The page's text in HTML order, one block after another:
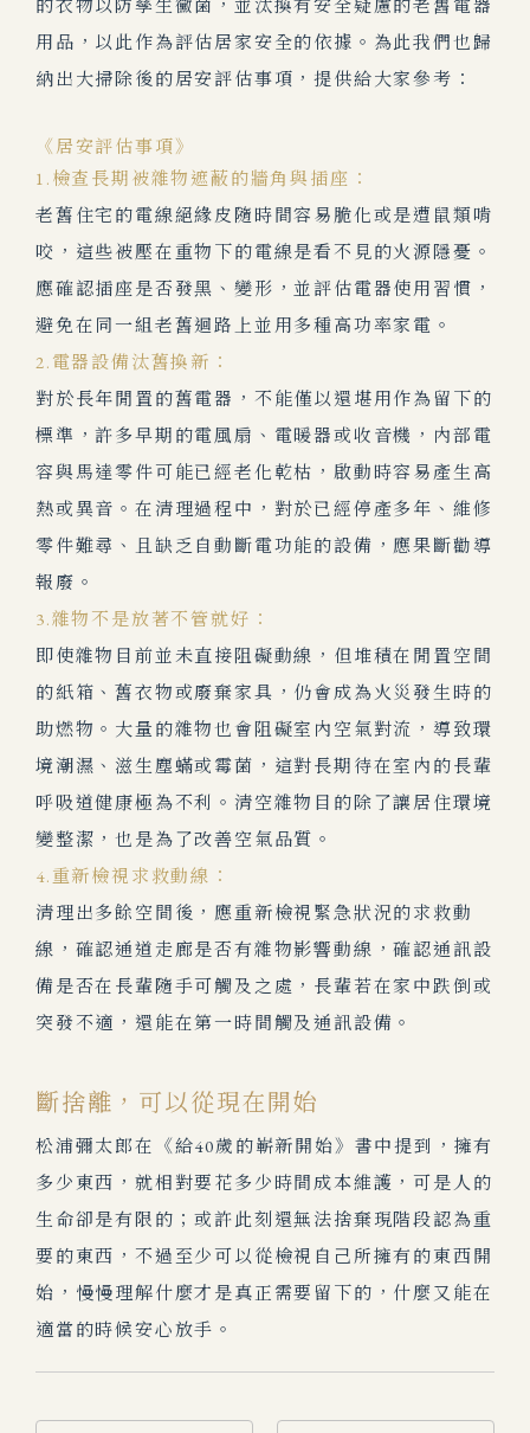
的衣物以防孳生黴菌，並汰換有安全疑慮的老舊電器
用品，以此作為評估居家安全的依據。 為此我們也歸
納出大掃除後 的居安評估事項，提供給大家參考：
《居安評估事項》
1.檢查長期被雜物遮蔽的牆角與插座：
老舊住宅的電線絕緣皮隨時間容易脆化或是遭鼠類啃
咬，這些被壓在重物下的電線是看不見的火源隱憂。
應確認插座是否發黑、變形，並評估電器使用習慣，
避免在同一組老舊迴路上並用多種高功率家電。
2.電器設備汰舊換新：
對於長年閒置的舊電器，不能僅以還堪用作為留下的
標準，許多早期的電風扇、電暖器或收音機，內部電
容與馬達零件可能已經老化乾枯，啟動時容易產生高
熱或異音。在清理過程中，對於已經停產多年、維修
零件難尋、且缺乏自動斷電功能的設備，應果斷勸導
報廢。
3.雜物不是放著不管就好：
即使雜物目前並未直接阻礙動線，但堆積在閒置空間
的紙箱、舊衣物或廢棄家具，仍會成為火災發生時的
助燃物。大量的雜物也會阻礙室內空氣對流，導致環
境潮濕、滋生塵蟎或霉菌，這對長期待在室內的長輩
呼吸道健康極為不利。清空雜物目的除了讓居住環境
變整潔，也是為了改善空氣品質。
4.重新檢視求救動線：
清理出多餘空間後，應重新檢視緊急狀況的求救動
線，確認通道走廊是否有雜物影響動線，確認通訊設
備是否在長輩隨手可觸及之處，長輩若在家中跌倒或
突發不適，還能在第一時間觸及通訊設備。
斷捨離，可以從現在開始
松浦彌太郎在《給40歲的嶄新開始》書中提到，擁有
多少東西，就相對要花多少時間成本維護，可是人的
生命卻是有限的；或許此刻還無法捨棄現階段認為重
要的東西，不過 至少可以從檢視自己所擁有的東西開
始，慢慢理解什麼才是真正需要留下的，什麼又能在
適當的時候安心放手。